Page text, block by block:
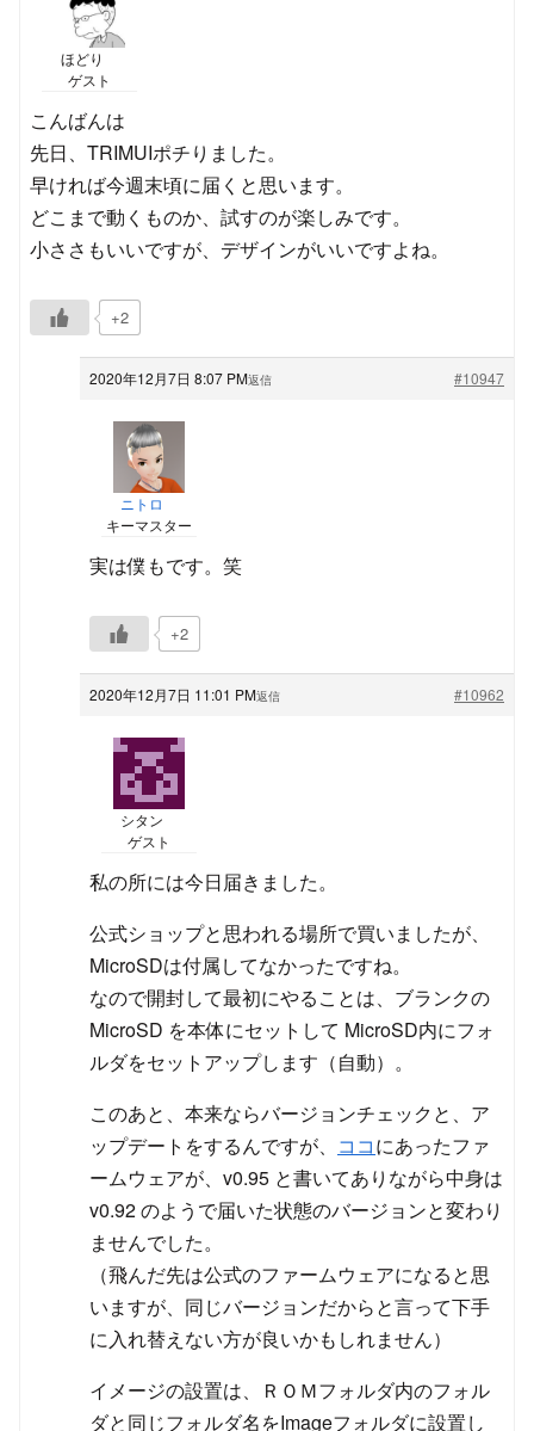
ほどり
ゲスト
こんばんは
先日、TRIMUIポチりました。
早ければ今週末頃に届くと思います。
どこまで動くものか、試すのが楽しみです。
小ささもいいですが、デザインがいいですよね。
+2
2020年12月7日 8:07 PM #10947
返信
ニトロ
キーマスター
実は僕もです。笑
+2
2020年12月7日 11:01 PM #10962
返信
シタン
ゲスト
私の所には今日届きました。
公式ショップと思われる場所で買いましたが、
MicroSDは付属してなかったですね。
なので開封して最初にやることは、ブランクの
MicroSD を本体にセットして MicroSD内にフォ
ルダをセットアップします（自動）。
このあと、本来ならバージョンチェックと、ア
ップデートをするんですが、 ココにあったファ
ームウェアが、v0.95 と書いてありながら中身は
v0.92 のようで届いた状態のバージョンと変わり
ませんでした。
（飛んだ先は公式のファームウェアになると思
いますが、同じバージョンだからと言って下手
に入れ替えない方が良いかもしれません）
イメージの設置は、ＲＯＭフォルダ内のフォル
ダと同じフォルダ名をImageフォルダに設置し